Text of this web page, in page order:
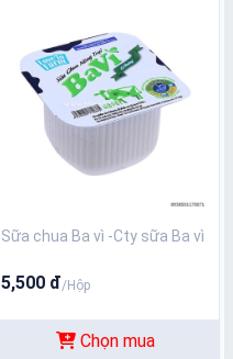
Sữa chua Ba vì -Cty sữa Ba vì
5,500 đ/Hộp
Chọn mua